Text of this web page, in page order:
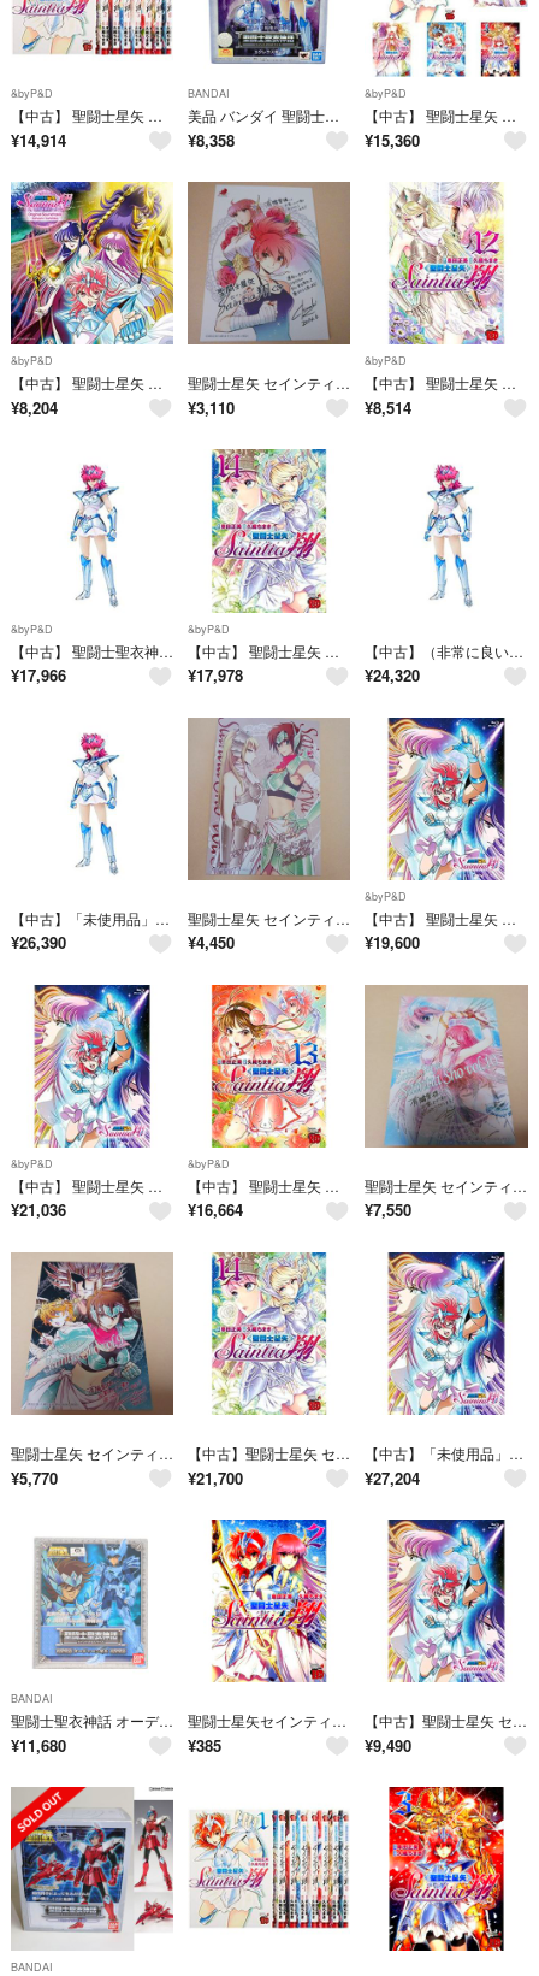
&byP&D
【中古】 聖闘士星矢 セインティア翔 コミック 1-8巻セット
¥14,914
BANDAI
美品 バンダイ 聖闘士星矢 セインティア翔 聖闘士聖衣神話 フィギュア エクレウス翔子 BANDAI
¥8,358
&byP&D
【中古】 聖闘士星矢 セインティア翔 コミック 1-11巻 セット
¥15,360
&byP&D
【中古】 聖闘士星矢 セインティア翔 オリジナルサウンドトラック
¥8,204
聖闘士星矢 セインティア翔 2巻 有隣堂特典イラストカードポストカード車田正美
¥3,110
&byP&D
【中古】 聖闘士星矢 セインティア翔 コミック 1-12巻セット
¥8,514
&byP&D
【中古】 聖闘士聖衣神話 聖闘士星矢 セインティア翔 エクレウス翔子 約160mm ABS&PVC&ダイキャスト製 塗装済み可動フィギュア
¥17,966
&byP&D
【中古】 聖闘士星矢 セインティア翔 コミック 1-14巻セット
¥17,978
【中古】（非常に良い）聖闘士聖衣神話 聖闘士星矢 セインティア翔 エクレウス翔子 約160mm ABS&PVC&ダイキャスト製 塗装済み可動フィギュア
¥24,320
【中古】「未使用品」聖闘士聖衣神話 聖闘士星矢 セインティア翔 エクレウス翔子 約160mm ABS&PVC&ダイキャスト製 塗装済み可動フィギュア
¥26,390
聖闘士星矢 セインティア翔 虎の穴特典イラストカード
¥4,450
&byP&D
【中古】 聖闘士星矢 セインティア翔 DVD BOX VOL.1
¥19,600
&byP&D
【中古】 聖闘士星矢 セインティア翔 Blu-ray BOX VOL.1
¥21,036
&byP&D
【中古】 聖闘士星矢 セインティア翔 コミック 1-13巻セット
¥16,664
聖闘士星矢 セインティア翔 特典 イラストカード ポストカード 有隣堂特典車田正美
¥7,550
聖闘士星矢 セインティア翔 特典 イラストカード ポストカード 有隣堂特典車田正美
¥5,770
【中古】聖闘士星矢 セインティア翔 コミック 1-14巻セット
¥21,700
【中古】「未使用品」聖闘士星矢 セインティア翔 DVD-BOX VOL.1
¥27,204
BANDAI
聖闘士聖衣神話 オーディーン星矢 聖闘士星矢 完成品 可動フィギュア バンダイ
¥11,680
聖闘士星矢セインティア翔 ２/秋田書店/車田正美（コミック）
¥385
【中古】聖闘士星矢 セインティア翔 Blu-ray BOX VOL.1
¥9,490
BANDAI